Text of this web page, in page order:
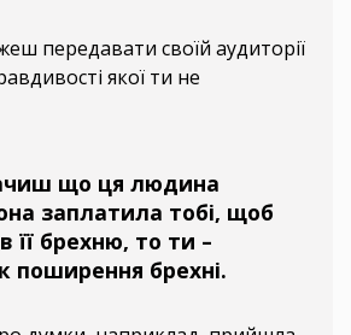
передавати своїй аудиторії
якої ти не
що ця людина
заплатила тобі, щоб
її брехню, то ти –
поширення брехні.